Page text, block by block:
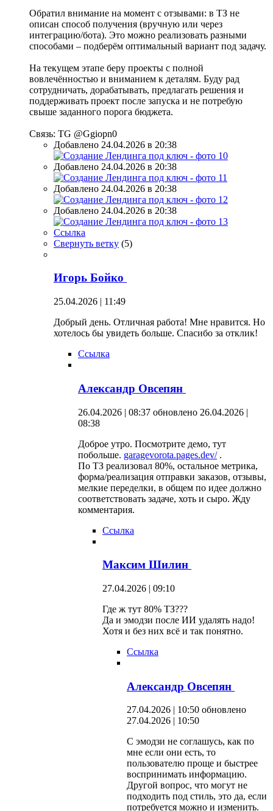
Обратил внимание на момент с отзывами: в ТЗ не
описан способ получения (вручную или через
интеграцию/бота). Это можно реализовать разными
способами – подберём оптимальный вариант под задачу.
На текущем этапе беру проекты с полной
вовлечённостью и вниманием к деталям. Буду рад
сотрудничать, дорабатывать, предлагать решения и
поддерживать проект после запуска и не потребую
свыше заданного порога бюджета.
Связь: TG @Ggiopn0
Добавлено 24.04.2026 в 20:38
Добавлено 24.04.2026 в 20:38
Добавлено 24.04.2026 в 20:38
Добавлено 24.04.2026 в 20:38
Ссылка
Свернуть ветку (5)
Игорь Бойко
25.04.2026 | 11:49
Добрый день. Отличная работа! Мне нравится. Но
хотелось бы увидеть больше. Спасибо за отклик!
Ссылка
Александр Овсепян
26.04.2026 | 08:37 обновлено 26.04.2026 |
08:38
Доброе утро. Посмотрите демо, тут
побольше. garagevorota.pages.dev/.
По ТЗ реализовал 80%, остальное метрика,
форма/реализация отправки заказов, отзывы,
мелкие переделки, в общем по идее должно
соответствовать задаче, хоть и сыро. Жду
комментария.
Ссылка
Максим Шилин
27.04.2026 | 09:10
Где ж тут 80% ТЗ???
Да и эмодзи после ИИ удалять надо!
Хотя и без них всё и так понятно.
Ссылка
Александр Овсепян
27.04.2026 | 10:50 обновлено
27.04.2026 | 10:50
С эмодзи не соглашусь, как по
мне если они есть, то
пользователю проще и быстрее
воспринимать информацию.
Другой вопрос, что могут не
подходить под стиль, это да, если
потребуется можно и изменить.